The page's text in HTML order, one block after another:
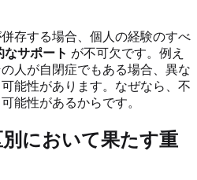
存する場合、個人の経験のすべ
なサポート が不可欠です。例え
人が自閉症でもある場合、異な
能性があります。なぜなら、不
能性があるからです。
において果たす重